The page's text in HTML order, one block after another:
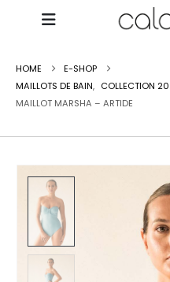
HOME
E-SHOP
MAILLOTS DE BAIN, COLLECTION
MAILLOT MARSHA – ARTIDE